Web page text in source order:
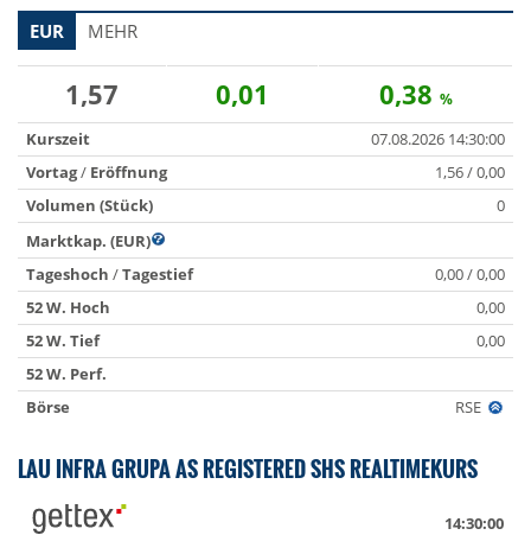
EUR MEHR
1,57 0,01 0,38 %
Kurszeit
07.08.2026 14:30:00
Vortag/ Eröffnung
1,56 / 0,00
Volumen (Stück)
0
Marktkap. (EUR)
Tageshoch /Tagestief
0,00 / 0,00
52 W. Hoch
0,00
52 W. Tief
0,00
52 W. Perf.
Börse
RSE
LAU INFRA GRUPA AS REGISTERED SHS REALTIMEKURS
14:30:00